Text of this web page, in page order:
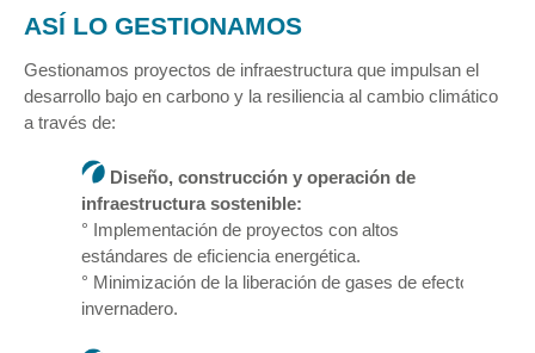
ASÍ LO GESTIONAMOS
Gestionamos proyectos de infraestructura que impulsan el
desarrollo bajo en carbono y la resiliencia al cambio climático
a través de:
Diseño, construcción y operación de
infraestructura sostenible:
° Implementación de proyectos con altos
estándares de eficiencia energética.
° Minimización de la liberación de gases de efecto
invernadero.